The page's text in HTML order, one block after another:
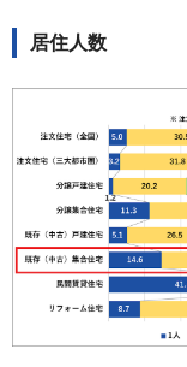
居住人数